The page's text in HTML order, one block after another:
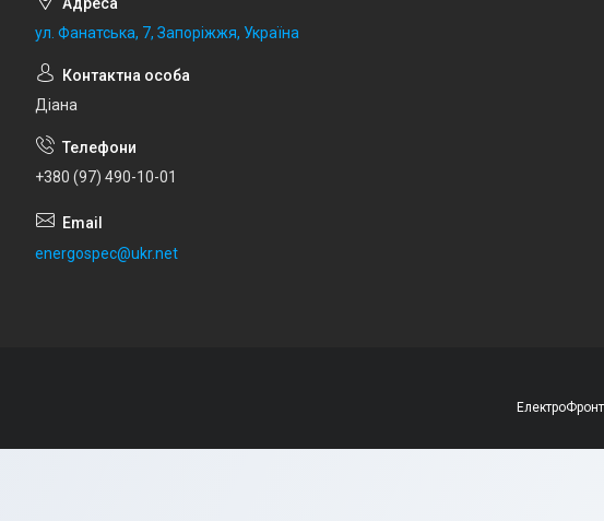
ул. Фанатська, 7, Запоріжжя, Україна
Діана
+380 (97) 490-10-01
energospec@ukr.net